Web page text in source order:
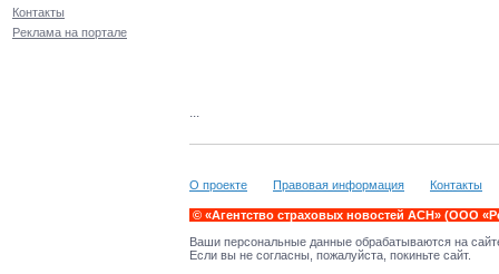
Контакты
Реклама на портале
...
О проекте Правовая информация Контакты
© «Агентство страховых новостей АСН» (ООО
Ваши персональные данные обрабатываются на
Если вы не согласны, пожалуйста, покиньте сайт.